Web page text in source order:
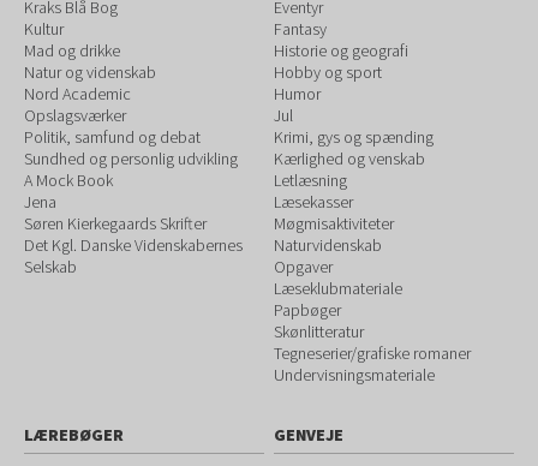
Kraks Blå Bog
Kultur
Mad og drikke
Natur og videnskab
Nord Academic
Opslagsværker
Politik, samfund og debat
Sundhed og personlig udvikling
A Mock Book
Jena
Søren Kierkegaards Skrifter
Det Kgl. Danske Videnskabernes
Selskab
Eventyr
Fantasy
Historie og geografi
Hobby og sport
Humor
Jul
Krimi, gys og spænding
Kærlighed og venskab
Letlæsning
Læsekasser
Møgmisaktiviteter
Naturvidenskab
Opgaver
Læseklubmateriale
Papbøger
Skønlitteratur
Tegneserier/grafiske romaner
Undervisningsmateriale
LÆREBØGER GENVEJE